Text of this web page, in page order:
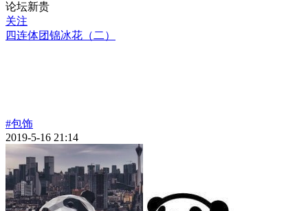
论坛新贵
关注
四连体团锦冰花（二）
#包饰
2019-5-16 21:14